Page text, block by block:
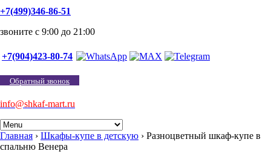
+7(499)346-86-51
звоните с 9:00 до 21:00
+7(904)423-80-74
Обратный звонок
info@shkaf-mart.ru
Главная › Шкафы-купе в детскую › Разноцветный шкаф-купе в
спальню Венера